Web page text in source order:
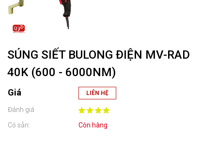
SÚNG SIẾT BULONG ĐIỆN MV-RAD
40K (600 - 6000NM)
Giá LIÊN HỆ
Đánh giá
Có sẵn:
Còn hàng